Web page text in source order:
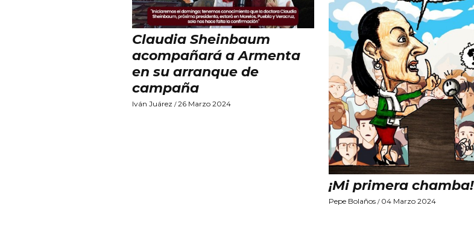
Claudia Sheinbaum
acompañará a Armenta
en su arranque de
campaña
Iván Juárez /26 Marzo 2024
¡Mi primera chamba!
Pepe Bolaños/ 04 Marzo 2024